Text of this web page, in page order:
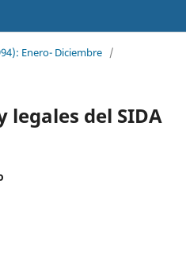
Enero- Diciembre /
legales del SIDA